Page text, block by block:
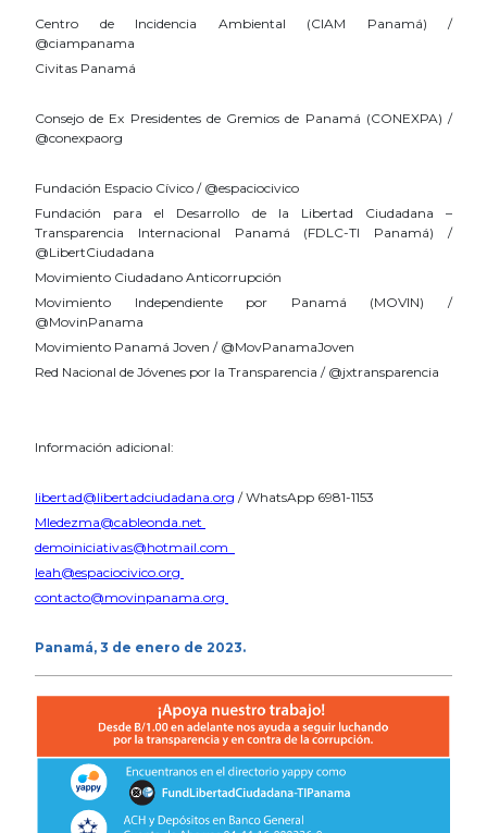
Centro de Incidencia Ambiental (CIAM Panamá) /
@ciampanama
Civitas Panamá
Consejo de Ex Presidentes de Gremios de Panamá (CONEXPA) /
@conexpaorg
Fundación Espacio Cívico / @espaciocivico
Fundación para el Desarrollo de la Libertad Ciudadana –
Transparencia Internacional Panamá (FDLC-TI Panamá) /
@LibertCiudadana
Movimiento Ciudadano Anticorrupción
Movimiento Independiente por Panamá (MOVIN) /
@MovinPanama
Movimiento Panamá Joven / @MovPanamaJoven
Red Nacional de Jóvenes por la Transparencia / @jxtransparencia
Información adicional:
libertad@libertadciudadana.org /WhatsApp 6981-1153
Mledezma@cableonda.net
demoiniciativas@hotmail.com
leah@espaciocivico.org
contacto@movinpanama.org
Panamá, 3 de enero de 2023.